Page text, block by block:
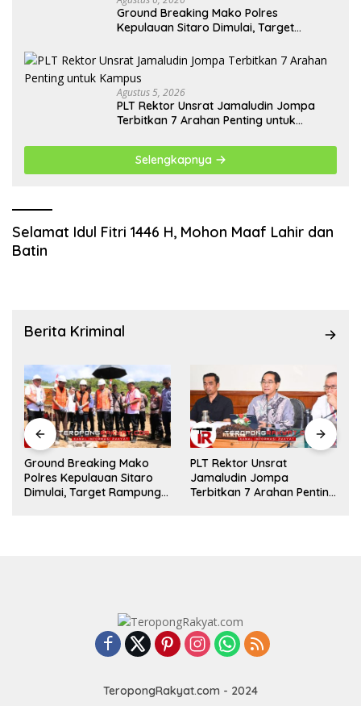
Ground Breaking Mako Polres
Kepulauan Sitaro Dimulai, Target
Agustus 5, 2026
​PLT Rektor Unsrat Jamaludin Jompa
Terbitkan 7 Arahan Penting untuk
Selengkapnya
Selamat Idul Fitri 1446 H, Mohon Maaf Lahir dan
Batin
Berita Kriminal
Ground Breaking Mako
Polres Kepulauan Sitaro
Dimulai, Target Rampung
​PLT Rektor Unsrat
Jamaludin Jompa
Terbitkan 7 Arahan Penting
TeropongRakyat.com - 2024